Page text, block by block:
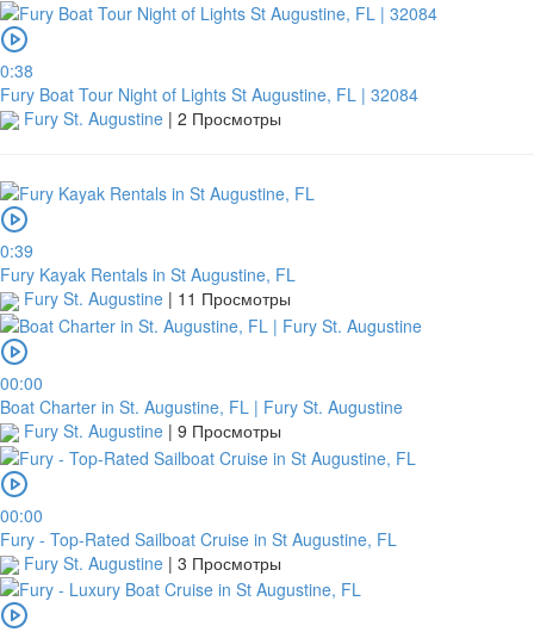
0:38
Fury Boat Tour Night of Lights St Augustine, FL | 32084
Fury St. Augustine | 2 Просмотры
0:39
Fury Kayak Rentals in St Augustine, FL
Fury St. Augustine | 11 Просмотры
00:00
Boat Charter in St. Augustine, FL | Fury St. Augustine
Fury St. Augustine | 9 Просмотры
00:00
Fury - Top-Rated Sailboat Cruise in St Augustine, FL
Fury St. Augustine | 3 Просмотры